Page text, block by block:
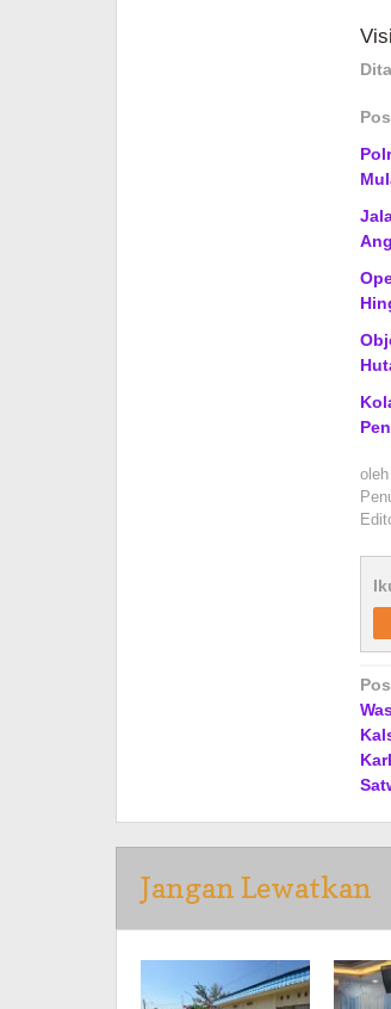
oleh
Jangan Lewatkan